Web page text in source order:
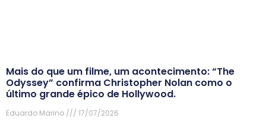
Mais do que um filme, um acontecimento: “The
Odyssey” confirma Christopher Nolan como o
último grande épico de Hollywood.
Eduardo Marino 17/07/2026